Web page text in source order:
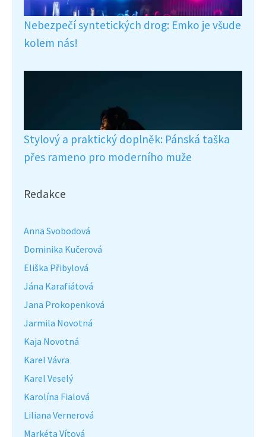
Nebezpečí syntetických drog: Emko je všude
kolem nás!
Stylový a praktický doplněk: Pánská taška
přes rameno pro moderního muže
Redakce
Anna Svobodová
Dominika Kučerová
Eliška Přibylová
Jána Karafiátová
Jana Prokopenková
Jarmila Novotná
Kaja Novotná
Karel Vávra
Karel Veselý
Karolína Fialová
Liliana Vernerová
Markéta Vítová